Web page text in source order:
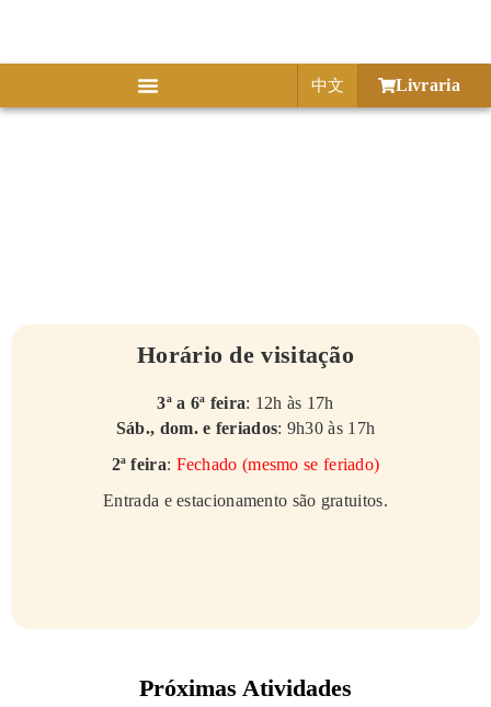
中文 Livraria
Horário de visitação
3ª a 6ª feira: 12h às 17h
Sáb., dom. e feriados: 9h30 às 17h
2ª feira: Fechado (mesmo se feriado)
Entrada e estacionamento são gratuitos.
Próximas Atividades